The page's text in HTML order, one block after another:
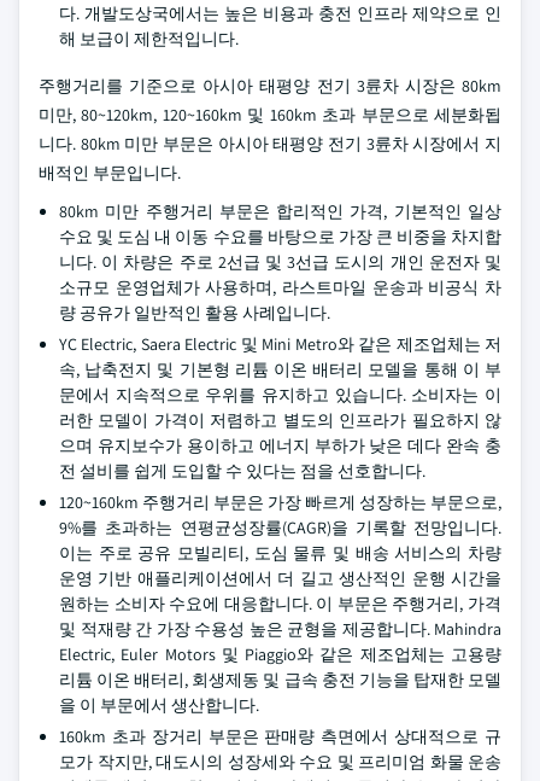
다. 개발도상국에서는 높은 비용과 충전 인프라 제약으로 인
해 보급이 제한적입니다.
주행거리를 기준으로 아시아 태평양 전기 3륜차 시장은 80km
미만, 80~120km, 120~160km 및 160km 초과 부문으로 세분화됩
니다. 80km 미만 부문은 아시아 태평양 전기 3륜차 시장에서 지
배적인 부문입니다.
80km 미만 주행거리 부문은 합리적인 가격, 기본적인 일상
수요 및 도심 내 이동 수요를 바탕으로 가장 큰 비중을 차지합
니다. 이 차량은 주로 2선급 및 3선급 도시의 개인 운전자 및
소규모 운영업체가 사용하며, 라스트마일 운송과 비공식 차
량 공유가 일반적인 활용 사례입니다.
YC Electric, Saera Electric 및 Mini Metro와 같은 제조업체는 저
속, 납축전지 및 기본형 리튬 이온 배터리 모델을 통해 이 부
문에서 지속적으로 우위를 유지하고 있습니다. 소비자는 이
러한 모델이 가격이 저렴하고 별도의 인프라가 필요하지 않
으며 유지보수가 용이하고 에너지 부하가 낮은 데다 완속 충
전 설비를 쉽게 도입할 수 있다는 점을 선호합니다.
120~160km 주행거리 부문은 가장 빠르게 성장하는 부문으로,
9%를 초과하는 연평균성장률(CAGR)을 기록할 전망입니다.
이는 주로 공유 모빌리티, 도심 물류 및 배송 서비스의 차량
운영 기반 애플리케이션에서 더 길고 생산적인 운행 시간을
원하는 소비자 수요에 대응합니다. 이 부문은 주행거리, 가격
및 적재량 간 가장 수용성 높은 균형을 제공합니다. Mahindra
Electric, Euler Motors 및 Piaggio와 같은 제조업체는 고용량
리튬 이온 배터리, 회생제동 및 급속 충전 기능을 탑재한 모델
을 이 부문에서 생산합니다.
160km 초과 장거리 부문은 판매량 측면에서 상대적으로 규
모가 작지만, 대도시의 성장세와 수요 및 프리미엄 화물 운송